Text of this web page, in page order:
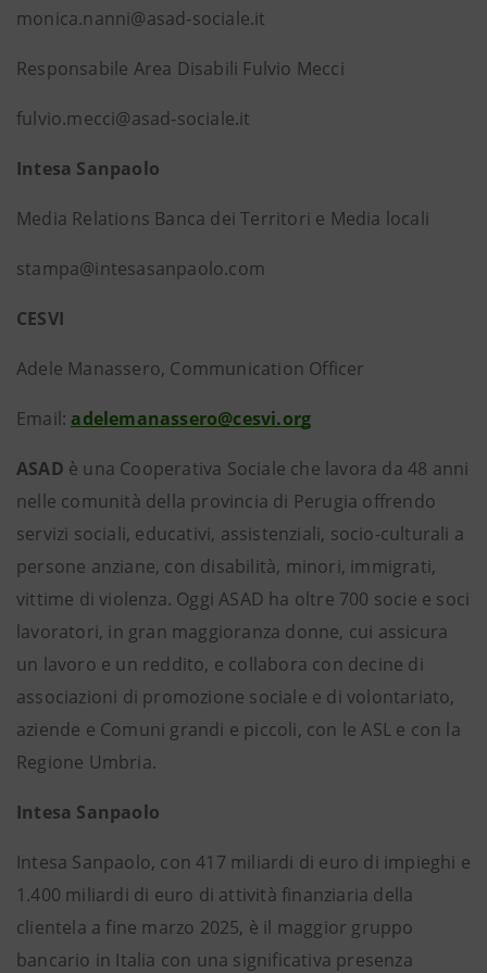
monica.nanni@asad-sociale.it
Responsabile Area Disabili Fulvio Mecci
fulvio.mecci@asad-sociale.it
Intesa Sanpaolo
Media Relations Banca dei Territori e Media locali
stampa@intesasanpaolo.com
CESVI
Adele Manassero, Communication Officer
Email: adelemanassero@cesvi.org
ASAD è una Cooperativa Sociale che lavora da 48 anni
nelle comunità della provincia di Perugia offrendo
servizi sociali, educativi, assistenziali, socio-culturali a
persone anziane, con disabilità, minori, immigrati,
vittime di violenza. Oggi ASAD ha oltre 700 socie e soci
lavoratori, in gran maggioranza donne, cui assicura
un lavoro e un reddito, e collabora con decine di
associazioni di promozione sociale e di volontariato,
aziende e Comuni grandi e piccoli, con le ASL e con la
Regione Umbria.
Intesa Sanpaolo
Intesa Sanpaolo, con 417 miliardi di euro di impieghi e
1.400 miliardi di euro di attività finanziaria della
clientela a fine marzo 2025, è il maggior gruppo
bancario in Italia con una significativa presenza